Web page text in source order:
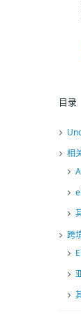
目录
相
跨